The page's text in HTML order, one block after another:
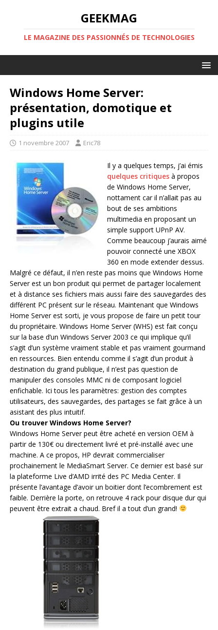
GEEKMAG
LE MAGAZINE DES PASSIONNÉS DE TECHNOLOGIES
Windows Home Server:
présentation, domotique et
plugins utile
1 novembre 2007 Eric78
Il y a quelques temps, j’ai émis
quelques critiques à propos
de Windows Home Server,
nottament car il n’allait pas au
bout de ses ambitions
multimedia en proposant un
simple support UPnP AV.
Comme beaucoup j’aurais aimé
pouvoir connecté une XBOX
360 en mode extender dessus.
Malgré ce défaut, il n’en reste pas moins que Windows Home
Server est un bon produit qui permet de partager localement
et à distance ses fichiers mais aussi faire des sauvegardes des
différent PC présent sur le réseau. Maintenant que Windows
Home Server est sorti, je vous propose de faire un petit tour
du propriétaire. Windows Home Server (WHS) est fait conçu
sur la base d’un Windows Server 2003 ce qui implique qu’il
s’agit d’un système vraiment stable et pas vraiment gourmand
en ressources. Bien entendu comme il s’agit d’un produit à
destination du grand publique, il n’est pas question de
manipuler des consoles MMC ni de composant logiciel
enfichable. Ici tous les paramètres: gestion des comptes
utilisateurs, des sauvegardes, des partages se fait grâce à un
asistant des plus intuitif.
Ou trouver Windows Home Server?
Windows Home Server peut être acheté en version OEM à
partir de 130€ ou directement livré et pré-installé avec une
machine. A ce propos, HP devrait commercialiser
prochainement le MediaSmart Server. Ce dernier est basé sur
la plateforme Live d’AMD irrité des PC Media Center. Il
présente l’avantage d’avoir un boitier dont l’ecombrement est
faible. Derrière la porte, on retrouve 4 rack pour disque dur qui
peuvent être extrait a chaud. Bref il a tout d’un grand!